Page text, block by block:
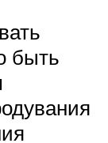
быть